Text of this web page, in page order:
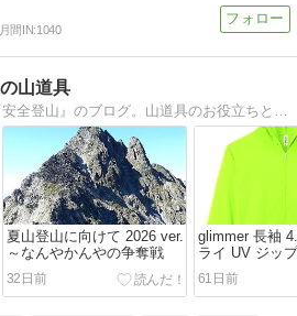
月間IN:1040
山道具
『使える山道具』と『安全登山』のブログ。山道具のお役立ちと山で死にたくない方への情報が満載。
夏山登山に向けて 2026 ver.
～なんやかんやの争奪戦
32日前
glimmer 長袖
ライ UV ジッ
～格安なのに
61日前